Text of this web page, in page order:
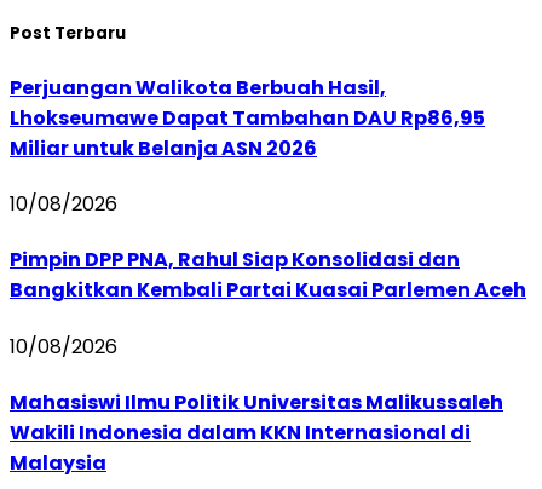
Post Terbaru
Perjuangan Walikota Berbuah Hasil,
Lhokseumawe Dapat Tambahan DAU Rp86,95
Miliar untuk Belanja ASN 2026
10/08/2026
Pimpin DPP PNA, Rahul Siap Konsolidasi dan
Bangkitkan Kembali Partai Kuasai Parlemen Aceh
10/08/2026
Mahasiswi Ilmu Politik Universitas Malikussaleh
Wakili Indonesia dalam KKN Internasional di
Malaysia